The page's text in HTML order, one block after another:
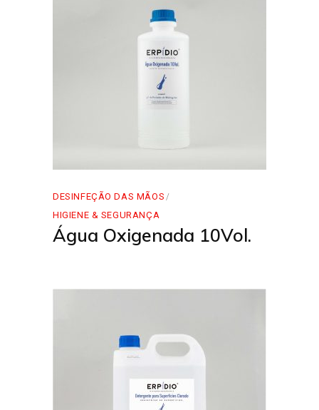
DESINFEÇÃO DAS MÃOS
HIGIENE & SEGURANÇA
Água Oxigenada 10Vol.